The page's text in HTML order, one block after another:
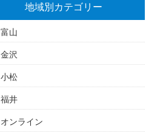
地域別カテゴリー
富山
金沢
小松
福井
オンライン